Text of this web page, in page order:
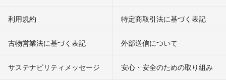
利用規約 特定商取引法に基づく表記
古物営業法に基づく表記 外部送信について
サステナビリティメッセージ 安心・安全のための取り組み